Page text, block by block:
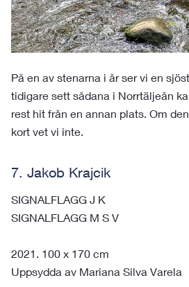
På en av stenarna i år ser vi en
tidigare sett sådana i Norrtäljeån
rest hit från en annan plats. Om
kort vet vi inte.
7. Jakob Krajcik
SIGNALFLAGG J K
SIGNALFLAGG M S V
2021. 100 x 170 cm
Uppsydda av Mariana Silva Varela